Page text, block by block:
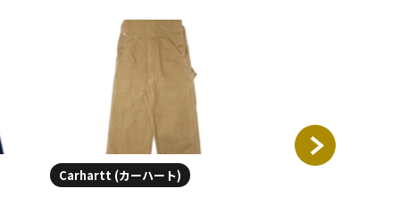
Carhartt (カーハート)